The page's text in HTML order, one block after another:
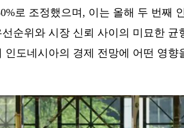
로 조정했으며, 이는 올해 두 번째
순위와 시장 신뢰 사이의 미묘한
도네시아의 경제 전망에 어떤 영